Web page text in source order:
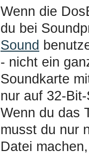
Wenn die
du bei
Sound
- nicht ein
Soundkarte
nur auf 32-
Wenn du das
musst du nur
Datei